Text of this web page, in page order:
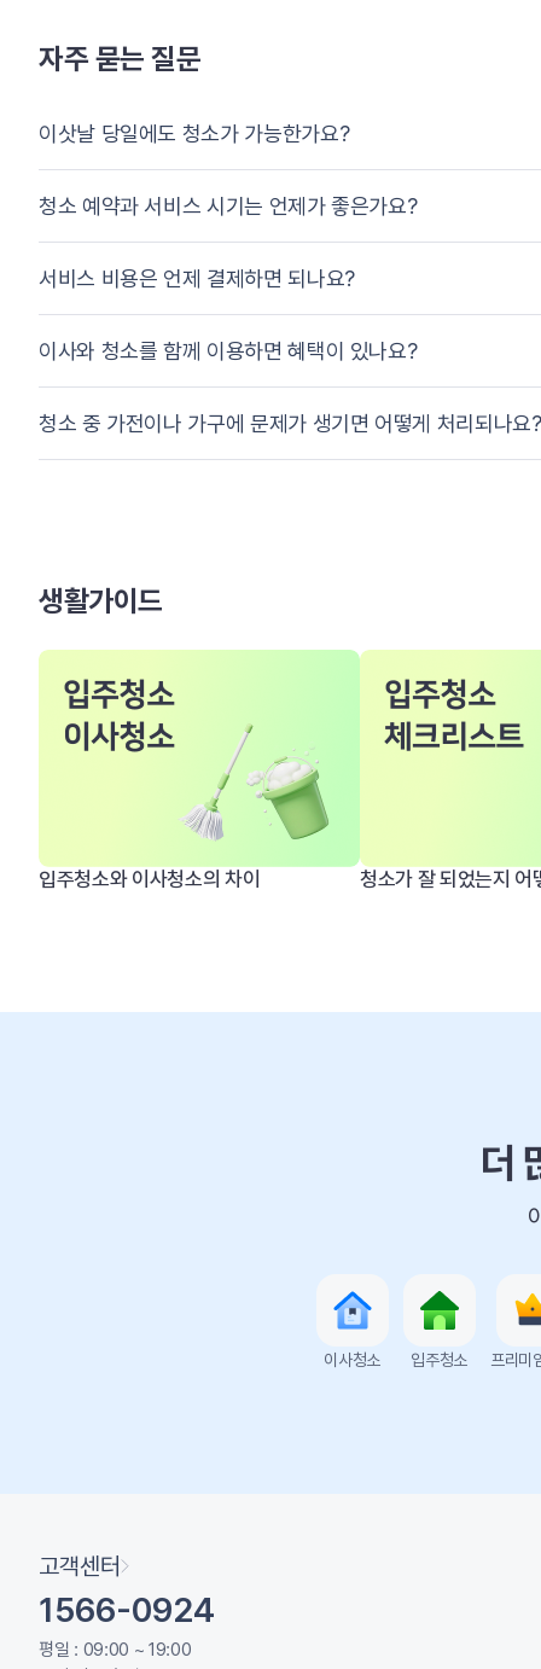
자주 묻는 질문
이삿날 당일에도 청소가 가능한가요?
청소 예약과 서비스 시기는 언제가 좋은가요?
서비스 비용은 언제 결제하면 되나요?
이사와 청소를 함께 이용하면 혜택이 있나요?
청소 중 가전이나 가구에 문제가 생기면 어떻게 처리되나요?
생활가이드
입주청소와 이사청소의 차이
더
이사청소 입주청소 프리미
고객센터
1566-0924
평일 : 09:00 ~ 19:00